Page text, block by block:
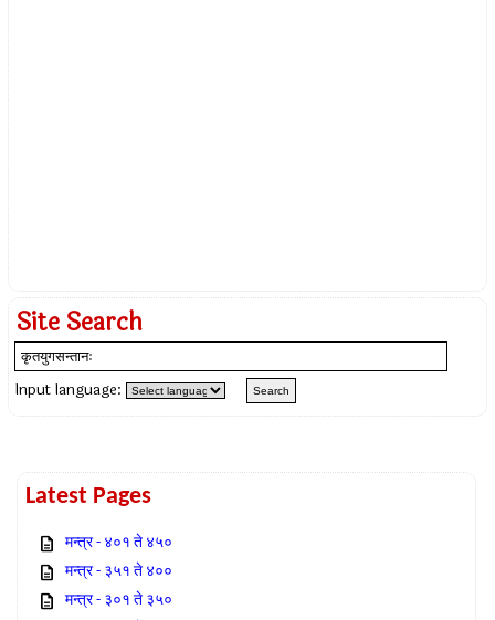
Site Search
Input language:
Latest Pages
मन्त्र - ४०१ ते ४५०
मन्त्र - ३५१ ते ४००
मन्त्र - ३०१ ते ३५०